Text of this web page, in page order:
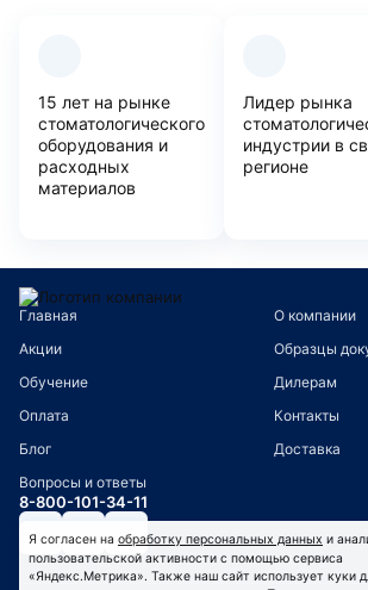
15 лет на рынке
стоматологического
оборудования и
расходных
материалов
Лидер рынка
индустрии в
регионе
Главная
О компании
Акции
Образцы
Обучение
Дилерам
Оплата
Контакты
Блог
Доставка
Вопросы и ответы
8-800-101-34-11
Я согласен на обработку персональных данных и
пользовательской активности с помощью сервиса
«Яндекс.Метрика». Также наш сайт использует куки